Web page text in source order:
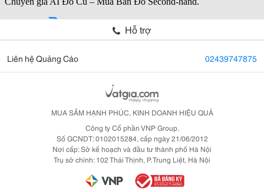
Hỗ trợ
Liên hệ Quảng Cáo 02439747875
MUA SẮM HẠNH PHÚC, KINH DOANH HIỆU QUẢ
Công ty Cổ phần VNP Group.
Số GCNDT: 0102015284, cấp ngày 21/06/2012
Nơi cấp: Sở kế hoạch và đầu tư thành phố Hà Nội
Trụ sở chính: 102 Thái Thịnh, P. Trung Liệt, Hà Nội